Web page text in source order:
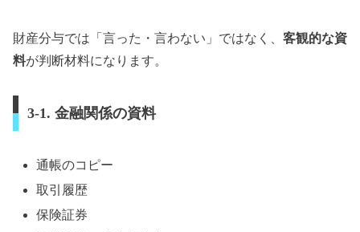
財産分与では「言った・言わない」ではなく、 客観的な資
料が判断材料になります。
3-1. 金融関係の資料
通帳のコピー
取引履歴
保険証券